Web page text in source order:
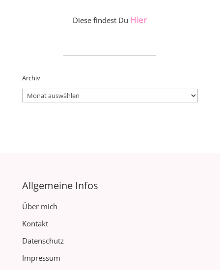
Diese findest Du Hier
Archiv
Archiv
Allgemeine Infos
Über mich
Kontakt
Datenschutz
Impressum